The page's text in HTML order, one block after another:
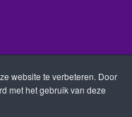
website te verbeteren. Door
met het gebruik van deze